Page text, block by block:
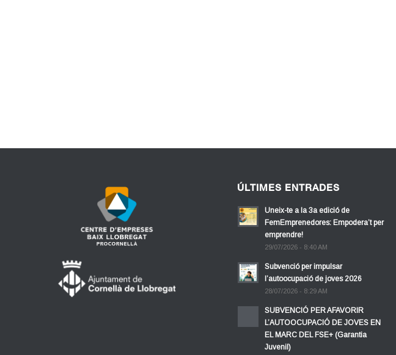
ÚLTIMES ENTRADES
Uneix-te a la 3a edició de
FemEmprenedores: Empodera’t per
emprendre!
29/07/2026 - 8:40 AM
Subvenció per impulsar
l’autoocupació de joves 2026
28/07/2026 - 8:29 AM
SUBVENCIÓ PER AFAVORIR
L’AUTOOCUPACIÓ DE JOVES EN
EL MARC DEL FSE+ (Garantia
Juvenil)